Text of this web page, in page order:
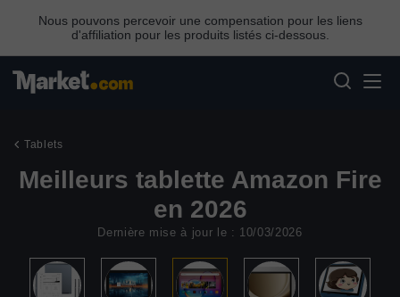
Nous pouvons percevoir une compensation pour les liens
d'affiliation pour les produits listés ci-dessous.
Tablets
Meilleurs tablette Amazon Fire
en 2026
Dernière mise à jour le : 10/03/2026